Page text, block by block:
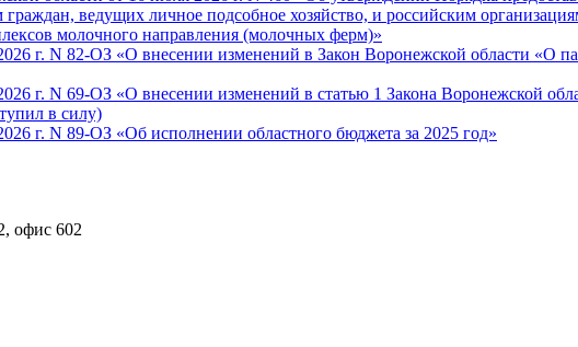
ведущих личное подсобное хозяйство, и российским
молочного направления (молочных ферм)»
г. N 82-ОЗ «О внесении изменений в Закон Воронежской области «О
г. N 69-ОЗ «О внесении изменений в статью 1 Закона Воронежской
в силу)
г. N 89-ОЗ «Об исполнении областного бюджета за 2025 год»
офис 602